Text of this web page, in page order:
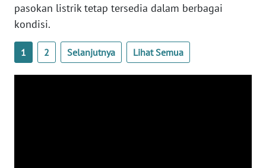
pasokan listrik tetap tersedia dalam berbagai
kondisi.
1 2 Selanjutnya Lihat Semua
WN
SULBAR